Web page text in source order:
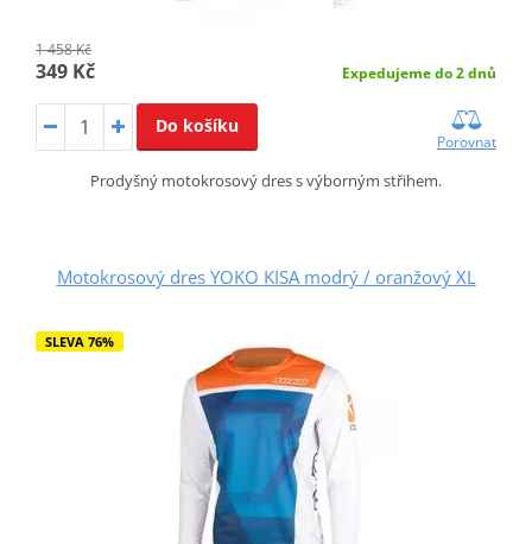
1 458 Kč
349 Kč Expedujeme do 2 dnů
Do košíku
Porovnat
Prodyšný motokrosový dres s výborným střihem.
Motokrosový dres YOKO KISA modrý / oranžový XL
SLEVA 76%